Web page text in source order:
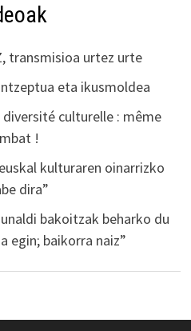
transmisioa urtez urte
eta ikusmoldea
culturelle : même
!
kulturaren oinarrizko
dira”
bakoitzak beharko du
egin; baikorra naiz”